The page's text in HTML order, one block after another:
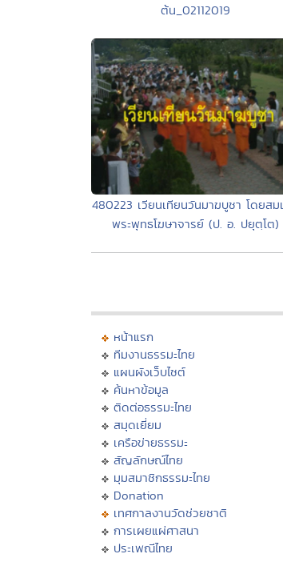
ต้น_02112019
480223 เวียนเทียนวันมาฆบูชา โดยสม
พระพุทธโฆษาจารย์ (ป. อ. ปยุตฺโต)
หน้าแรก
ทีมงานธรรมะไทย
แผนผังเว็บไซต์
ค้นหาข้อมูล
ติดต่อธรรมะไทย
สมุดเยี่ยม
เครือข่ายธรรมะ
สัญลักษณ์ไทย
มุมสมาชิกธรรมะไทย
Donation
เทศกาลงานวัดช่วยชาติ
การเผยแผ่ศาสนา
ประเพณีไทย